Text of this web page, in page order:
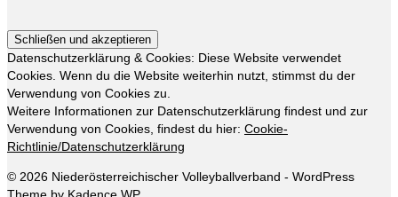
Datenschutzerklärung & Cookies: Diese Website verwendet
Cookies. Wenn du die Website weiterhin nutzt, stimmst du der
Verwendung von Cookies zu.
Weitere Informationen zur Datenschutzerklärung findest und zur
Verwendung von Cookies, findest du hier: Cookie-
Richtlinie/Datenschutzerklärung
© 2026 Niederösterreichischer Volleyballverband - WordPress